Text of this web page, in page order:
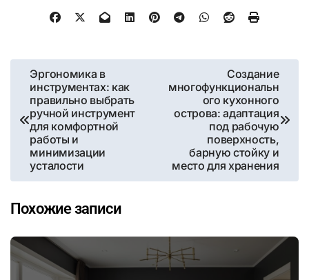
Навигация
записям
Эргономика в
инструментах: как
правильно выбрать
ручной инструмент
для комфортной
работы и
минимизации
усталости
Создание
многофункциональн
ого кухонного
острова: адаптация
под рабочую
поверхность,
барную стойку и
место для хранения
Похожие записи